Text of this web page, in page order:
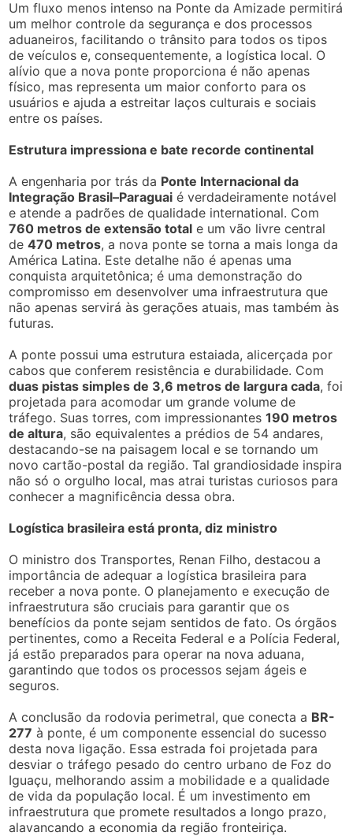
Um fluxo menos intenso na Ponte da Amizade permitirá
um melhor controle da segurança e dos processos
aduaneiros, facilitando o trânsito para todos os tipos
de veículos e, consequentemente, a logística local. O
alívio que a nova ponte proporciona é não apenas
físico, mas representa um maior conforto para os
usuários e ajuda a estreitar laços culturais e sociais
entre os países.
Estrutura impressiona e bate recorde continental
A engenharia por trás da Ponte Internacional da
Integração Brasil–Paraguai é verdadeiramente notável
e atende a padrões de qualidade international. Com
760 metros de extensão total e um vão livre central
de470 metros, a nova ponte se torna a mais longa da
América Latina. Este detalhe não é apenas uma
conquista arquitetônica; é uma demonstração do
compromisso em desenvolver uma infraestrutura que
não apenas servirá às gerações atuais, mas também às
futuras.
A ponte possui uma estrutura estaiada, alicerçada por
cabos que conferem resistência e durabilidade. Com
duas pistas simples de 3,6 metros de largura cada, foi
projetada para acomodar um grande volume de
tráfego. Suas torres, com impressionantes190 metros
de altura, são equivalentes a prédios de 54 andares,
destacando-se na paisagem local e se tornando um
novo cartão-postal da região. Tal grandiosidade inspira
não só o orgulho local, mas atrai turistas curiosos para
conhecer a magnificência dessa obra.
Logística brasileira está pronta, diz ministro
O ministro dos Transportes, Renan Filho, destacou a
importância de adequar a logística brasileira para
receber a nova ponte. O planejamento e execução de
infraestrutura são cruciais para garantir que os
benefícios da ponte sejam sentidos de fato. Os órgãos
pertinentes, como a Receita Federal e a Polícia Federal,
já estão preparados para operar na nova aduana,
garantindo que todos os processos sejam ágeis e
seguros.
A conclusão da rodovia perimetral, que conecta a BR-
277 à ponte, é um componente essencial do sucesso
desta nova ligação. Essa estrada foi projetada para
desviar o tráfego pesado do centro urbano de Foz do
Iguaçu, melhorando assim a mobilidade e a qualidade
de vida da população local. É um investimento em
infraestrutura que promete resultados a longo prazo,
alavancando a economia da região fronteiriça.